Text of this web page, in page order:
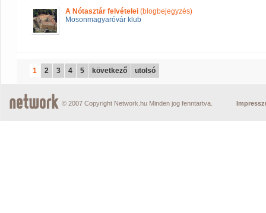
A Nótasztár felvételei (blogbejegyzés)
Mosonmagyaróvár klub
1 2 3 4 5 következő utolsó
© 2007 Copyright Network.hu Minden jog fenntartva.